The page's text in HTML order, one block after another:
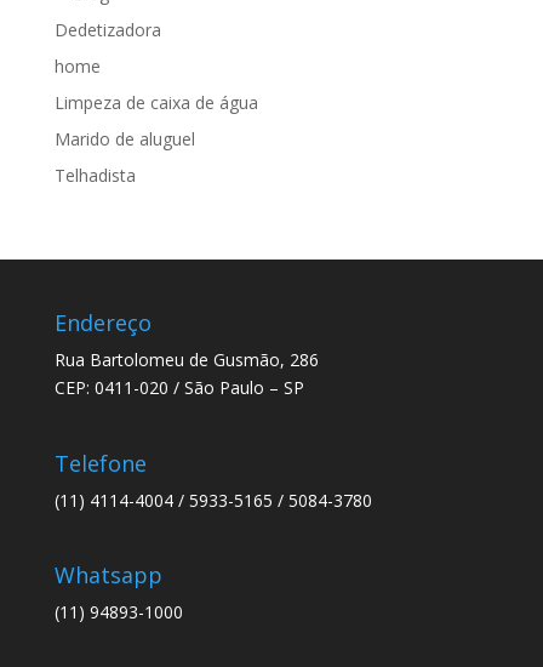
Dedetizadora
home
Limpeza de caixa de água
Marido de aluguel
Telhadista
Endereço
Rua Bartolomeu de Gusmão, 286
CEP: 0411-020 / São Paulo – SP
Telefone
(11) 4114-4004 / 5933-5165 / 5084-3780
Whatsapp
(11) 94893-1000